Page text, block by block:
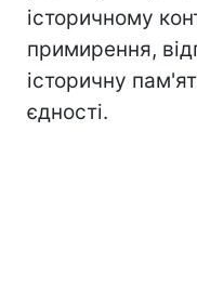
історичному
примирення,
історичну
єдності.